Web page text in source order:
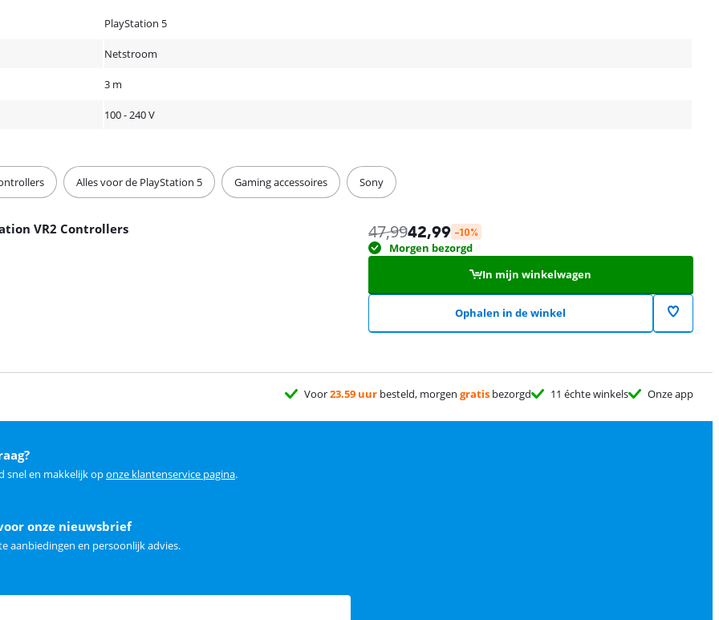
PlayStation 5
Netstroom
3 m
100 - 240 V
Alles voor de PlayStation 5 Gaming accessoires Sony
VR2 Controllers 47,9942,99 -10%
Morgen bezorgd
In mijn winkelwagen
Ophalen in de winkel
Voor23.59 uur besteld, morgen gratis bezorgd 11 échte winkels Onze app
snel en makkelijk oponze klantenservice pagina.
onze nieuwsbrief
aanbiedingen en persoonlijk advies.